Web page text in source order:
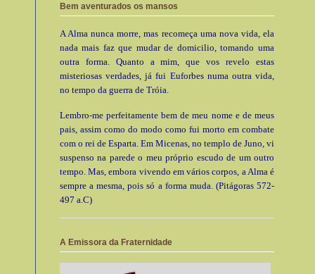
Bem aventurados os mansos
A Alma nunca morre, mas recomeça uma nova vida, ela
nada mais faz que mudar de domicilio, tomando uma
outra forma. Quanto a mim, que vos revelo estas
misteriosas verdades, já fui Euforbes numa outra vida,
no tempo da guerra de Tróia.
Lembro-me perfeitamente bem de meu nome e de meus
pais, assim como do modo como fui morto em combate
com o rei de Esparta. Em Micenas, no templo de Juno, vi
suspenso na parede o meu próprio escudo de um outro
tempo. Mas, embora vivendo em vários corpos, a Alma é
sempre a mesma, pois só a forma muda. (Pitágoras 572-
497 a.C)
A Emissora da Fraternidade